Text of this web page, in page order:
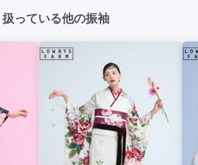
っている他の振袖